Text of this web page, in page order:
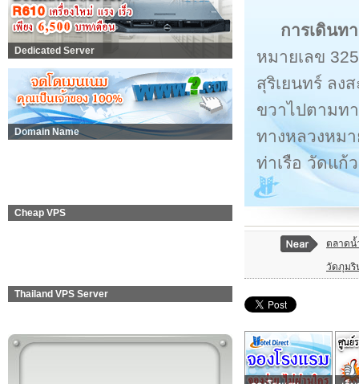
Dedicated Server
Domain Name
Cheap VPS
Thailand VPS Server
การเดินท
หมายเลข
สุริเยนทร์ ลง
ขวาไปตามท
ทางหลวงหม
ท่าเรือ วัดแก้
ตลาดน้
วัดภุมริ